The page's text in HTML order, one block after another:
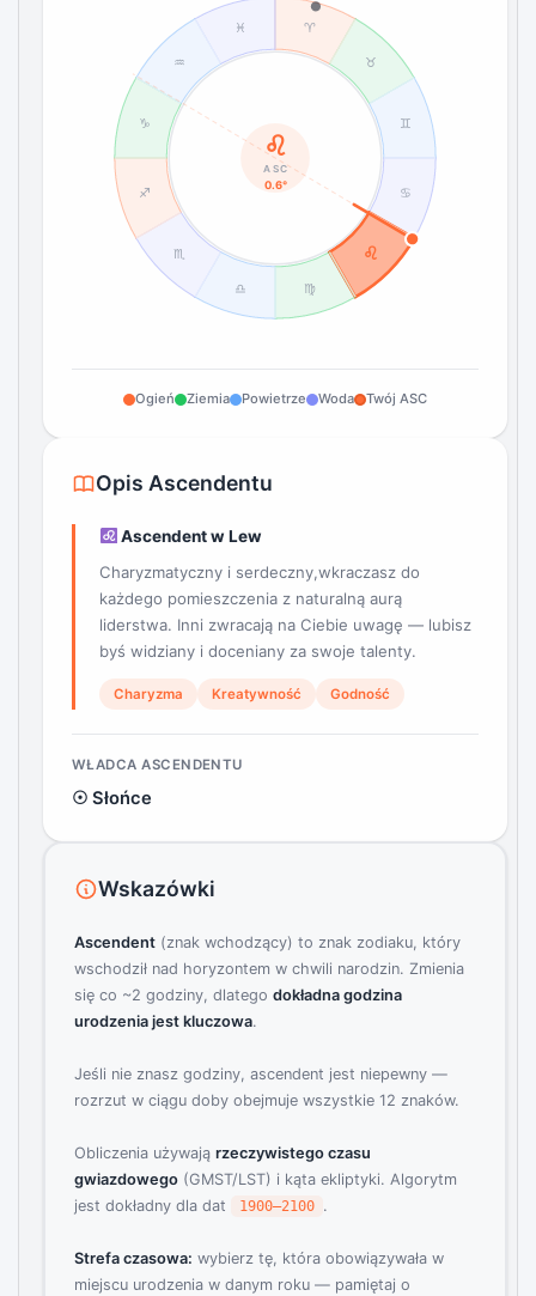
♈
♉
♊
♋
♌
♍
♎
♏
♐
♑
♒
♓
♌
ASC
0.6°
Ogień Ziemia Powietrze Woda Twój ASC
Opis Ascendentu
Ascendent w Lew
Charyzmatyczny i serdeczny,wkraczasz do
każdego pomieszczenia z naturalną aurą
liderstwa. Inni zwracają na Ciebie uwagę — lubisz
byś widziany i doceniany za swoje talenty.
Charyzma Kreatywność Godność
WŁADCA ASCENDENTU
☉ Słońce
Wskazówki
Ascendent (znak wchodzący) to znak zodiaku, który
wschodził nad horyzontem w chwili narodzin. Zmienia
się co ~2 godziny, dlatego dokładna godzina
urodzenia jest kluczowa.
Jeśli nie znasz godziny, ascendent jest niepewny —
rozrzut w ciągu doby obejmuje wszystkie 12 znaków.
Obliczenia używają rzeczywistego czasu
gwiazdowego (GMST/LST) i kąta ekliptyki. Algorytm
jest dokładny dla dat
1900–2100 .
Strefa czasowa: wybierz tę, która obowiązywała w
miejscu urodzenia w danym roku — pamiętaj o